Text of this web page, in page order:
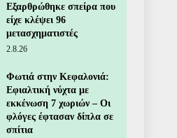
Εξαρθρώθηκε σπείρα που
είχε κλέψει 96
μετασχηματιστές
2.8.26
Φωτιά στην Κεφαλονιά:
Εφιαλτική νύχτα με
εκκένωση 7 χωριών – Οι
φλόγες έφτασαν δίπλα σε
σπίτια